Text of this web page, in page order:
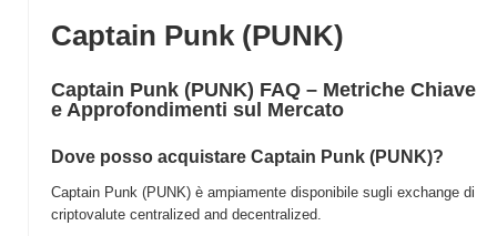
Captain Punk (PUNK)
Captain Punk (PUNK) FAQ – Metriche Chiave
e Approfondimenti sul Mercato
Dove posso acquistare Captain Punk (PUNK)?
Captain Punk (PUNK) è ampiamente disponibile sugli exchange di
criptovalute centralized and decentralized.